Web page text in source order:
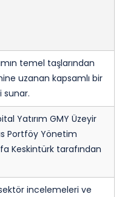
temel taşlarından
uzanan kapsamlı bir
sunar.
Yatırım GMY Üzeyir
Portföy Yönetim
Keskintürk tarafından
incelemeleri ve